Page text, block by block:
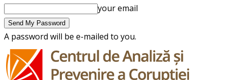
your email
A password will be e-mailed to you.